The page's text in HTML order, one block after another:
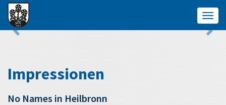
Impressionen
No Names in Heilbronn